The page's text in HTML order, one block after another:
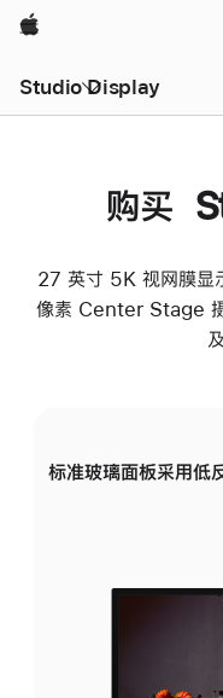
Apple
Studio Display
购买
27 英寸 5K 视网膜显
像素 Center Stage 摄
标准玻璃面板采用低